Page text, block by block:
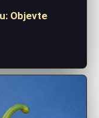
Objevte